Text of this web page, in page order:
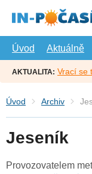
hlavní
Úvod
Aktuálně
AKTUALITA: Vrací se
Úvod Archiv
Jeseník
Provozovatelem